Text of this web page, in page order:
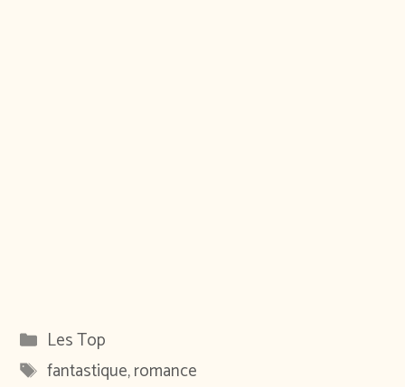
Catégories
Les Top
Étiquettes
fantastique,romance